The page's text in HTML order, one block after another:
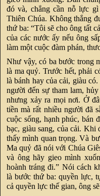
đó và, chẳng cần nỗ lực
Thiên Chúa. Không thắng
thứ ba: “Tôi sẽ cho ông tất
của các nước ấy nếu ông
làm một cuộc đàm phán,
Như vậy, có ba bước trong
là ma quỷ. Trước hết, phải
là bánh hay của cải, giàu
người đến sự tham lam,
nhưng xảy ra mọi nơi. Ở
tiền mà rất nhiều người đã
cuộc sống, hạnh phúc, bán
bạc, giàu sang, của cải. Khi
thấy mình quan trọng. Và
Ma quỷ đã nói với Chúa
và ông hãy gieo mình
hoành tráng đi.” Nói cách
là bước thứ ba: quyền lực,
cả quyền lực thế gian, ông